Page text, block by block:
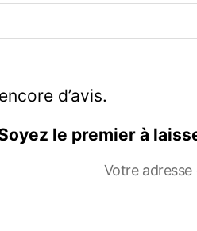
d’avis.
le premier à
Votre adresse